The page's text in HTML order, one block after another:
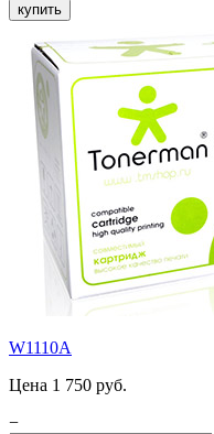
купить
W1110A
Цена 1 750 руб.
−